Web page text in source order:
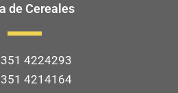
de Cereales
4224293
4214164